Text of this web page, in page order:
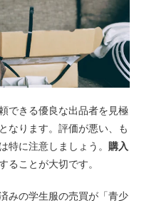
できる優良な出品者を見極
なります。評価が悪い、も
特に注意しましょう。 購入
ることが大切です。
みの学生服の売買が「青少